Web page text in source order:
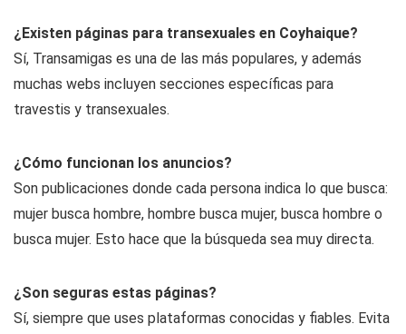
¿Existen páginas para transexuales en Coyhaique?
Sí, Transamigas es una de las más populares, y además
muchas webs incluyen secciones específicas para
travestis y transexuales.
¿Cómo funcionan los anuncios?
Son publicaciones donde cada persona indica lo que busca:
mujer busca hombre, hombre busca mujer, busca hombre o
busca mujer. Esto hace que la búsqueda sea muy directa.
¿Son seguras estas páginas?
Sí, siempre que uses plataformas conocidas y fiables. Evita